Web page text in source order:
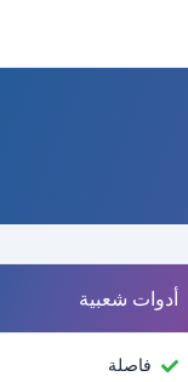
أدوات شعبية
فاصلة